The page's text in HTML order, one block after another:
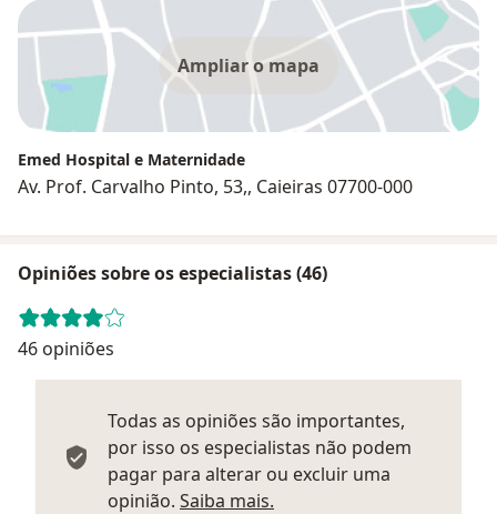
Ampliar o mapa
Emed Hospital e Maternidade
Av. Prof. Carvalho Pinto, 53,, Caieiras 07700-000
Opiniões sobre os especialistas (46)
46 opiniões
Todas as opiniões são importantes,
por isso os especialistas não podem
pagar para alterar ou excluir uma
opinião. Saiba mais.